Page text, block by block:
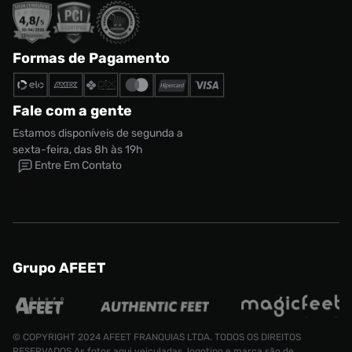
Formas de Pagamento
Fale com a gente
Estamos disponíveis de segunda a
sexta-feira, das 8h às 19h
Entre Em Contato
Grupo AFEET
© COPYRIGHT 2024 AFEET FRANQUIAS LTDA. TODOS OS DIREITOS